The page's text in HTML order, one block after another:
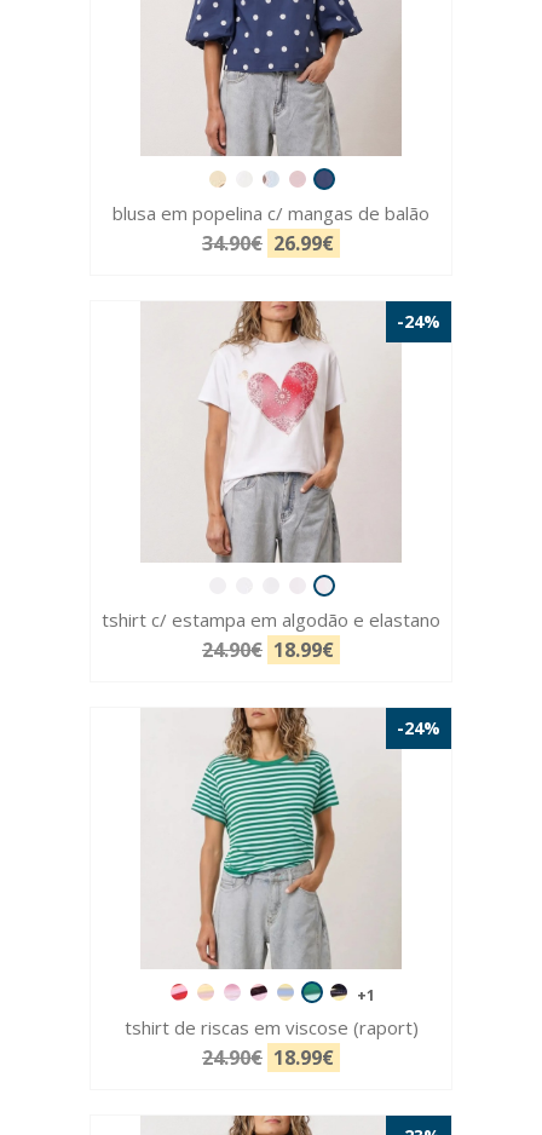
blusa em popelina c/ mangas de balão
34.90€ 26.99€
-24%
tshirt c/ estampa em algodão e elastano
24.90€ 18.99€
-24%
+1
tshirt de riscas em viscose (raport)
24.90€ 18.99€